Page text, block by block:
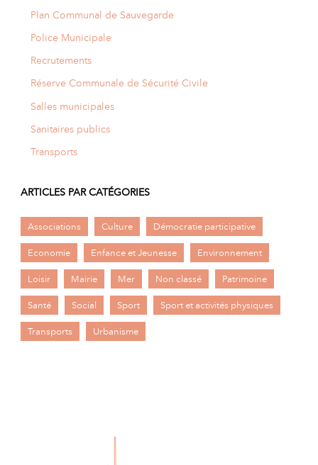
Plan Communal de Sauvegarde
Police Municipale
Recrutements
Réserve Communale de Sécurité Civile
Salles municipales
Sanitaires publics
Transports
ARTICLES PAR CATÉGORIES
Associations Culture Démocratie participative
Economie Enfance et Jeunesse Environnement
Loisir Mairie Mer Non classé Patrimoine
Santé Social Sport Sport et activités physiques
Transports Urbanisme